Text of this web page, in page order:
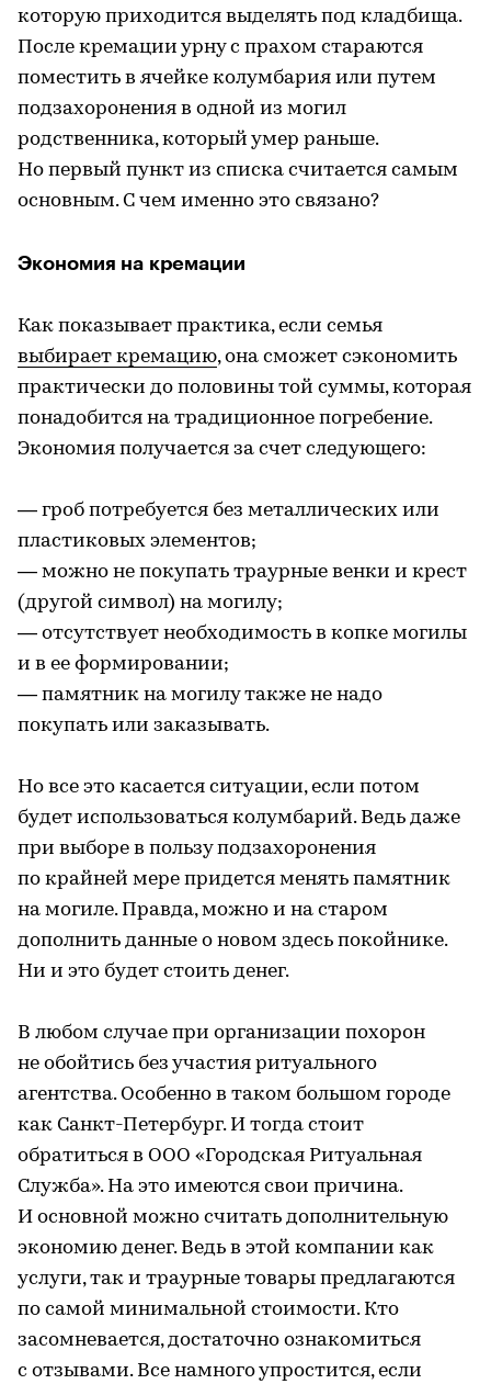
которую приходится выделять под кладбища.
После кремации урну с прахом стараются
поместить в ячейке колумбария или путем
подзахоронения в одной из могил
родственника, который умер раньше.
Но первый пункт из списка считается самым
основным. С чем именно это связано?
Экономия на кремации
Как показывает практика, если семья
выбирает кремацию, она сможет сэкономить
практически до половины той суммы, которая
понадобится на традиционное погребение.
Экономия получается за счет следующего:
— гроб потребуется без металлических или
пластиковых элементов;
— можно не покупать траурные венки и крест
(другой символ) на могилу;
— отсутствует необходимость в копке могилы
и в ее формировании;
— памятник на могилу также не надо
покупать или заказывать.
Но все это касается ситуации, если потом
будет использоваться колумбарий. Ведь даже
при выборе в пользу подзахоронения
по крайней мере придется менять памятник
на могиле. Правда, можно и на старом
дополнить данные о новом здесь покойнике.
Ни и это будет стоить денег.
В любом случае при организации похорон
не обойтись без участия ритуального
агентства. Особенно в таком большом городе
как Санкт-Петербург. И тогда стоит
обратиться в ООО «Городская Ритуальная
Служба». На это имеются свои причина.
И основной можно считать дополнительную
экономию денег. Ведь в этой компании как
услуги, так и траурные товары предлагаются
по самой минимальной стоимости. Кто
засомневается, достаточно ознакомиться
с отзывами. Все намного упростится, если